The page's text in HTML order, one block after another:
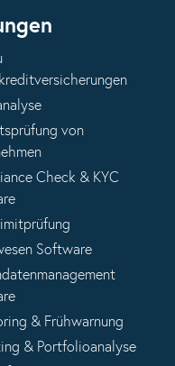
von
Check & KYC
Software
& Frühwarnung
& Portfolioanalyse